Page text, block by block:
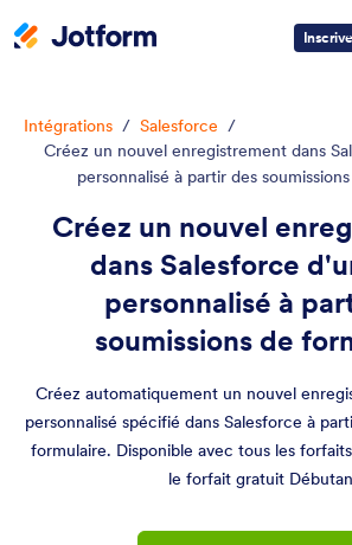
Intégrations / Salesforce /
Créez un nouvel enregistrement dans
personnalisé à partir des
Créez un nouvel
dans Salesforce
personnalisé à
soumissions de
Créez automatiquement un nouvel
personnalisé spécifié dans Salesforce à
formulaire. Disponible avec tous les
le forfait gratuit